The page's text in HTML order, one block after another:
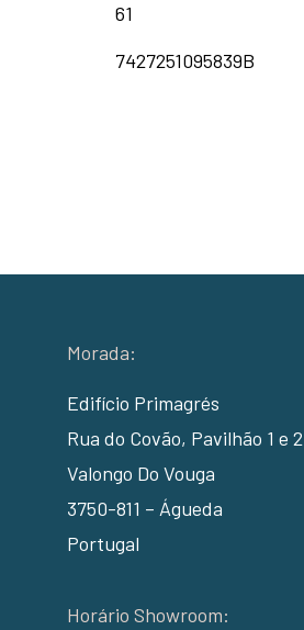
61
7427251095839B
Morada:
Edifício Primagrés
Rua do Covão, Pavilhão 1 e 2
Valongo Do Vouga
3750-811 – Águeda
Portugal
Horário Showroom: